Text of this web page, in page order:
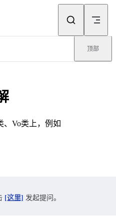
顶部
、Vo类上，例如
[这里] 发起提问。